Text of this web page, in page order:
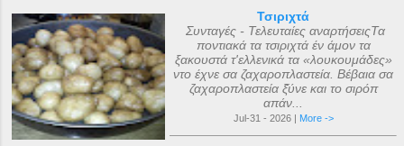
Τσιριχτά
Συνταγές - Τελευταίες αναρτήσειςΤα
ποντιακά τα τσιριχτά έν άμον τα
ξακουστά τ'ελλενικά τα «λουκουμάδες»
ντο έχνε σα ζαχαροπλαστεία. Βέβαια σα
ζαχαροπλαστεία ξ̌ύνε και το σιρόπ
απάν...
Jul-31 - 2026 | More ->